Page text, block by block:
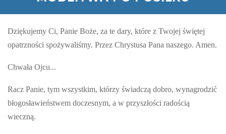
Dziękujemy Ci, Panie Boże, za te dary, które z Twojej świętej
opatrzności spożywaliśmy. Przez Chrystusa Pana naszego. Amen.
Chwała Ojcu...
Racz Panie, tym wszystkim, którzy świadczą dobro, wynagrodzić
błogosławieństwem doczesnym, a w przyszłości radością
wieczną.